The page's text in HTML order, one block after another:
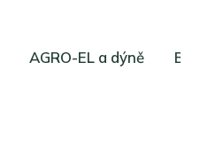
AGRO-EL a dýně Blog